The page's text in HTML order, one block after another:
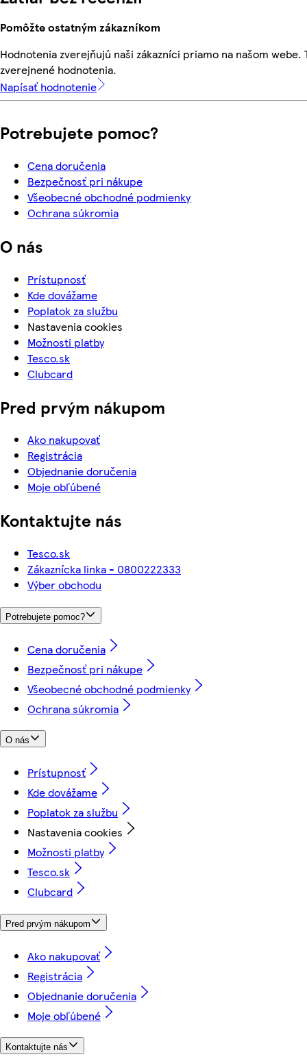
Pomôžte ostatným zákazníkom
Hodnotenia zverejňujú naši zákazníci priamo na našom webe.
zverejnené hodnotenia.
Napísať hodnotenie
Potrebujete pomoc?
Cena doručenia
Bezpečnosť pri nákupe
Všeobecné obchodné podmienky
Ochrana súkromia
O nás
Prístupnosť
Kde dovážame
Poplatok za službu
Nastavenia cookies
Možnosti platby
Tesco.sk
Clubcard
Pred prvým nákupom
Ako nakupovať
Registrácia
Objednanie doručenia
Moje obľúbené
Kontaktujte nás
Tesco.sk
Zákaznícka linka - 0800222333
Výber obchodu
Potrebujete pomoc?
Cena doručenia
Bezpečnosť pri nákupe
Všeobecné obchodné podmienky
Ochrana súkromia
O nás
Prístupnosť
Kde dovážame
Poplatok za službu
Nastavenia cookies
Možnosti platby
Tesco.sk
Clubcard
Pred prvým nákupom
Ako nakupovať
Registrácia
Objednanie doručenia
Moje obľúbené
Kontaktujte nás